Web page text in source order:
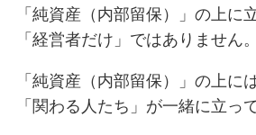
「純資産（内部留保）」の上に
「経営者だけ」ではありません。
「純資産（内部留保）」の上に
「関わる人たち」が一緒に立っ